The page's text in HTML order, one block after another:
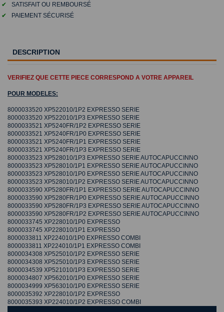
✔
SATISFAIT OU REMBOURSÉ
✔
PAIEMENT SÉCURISÉ
DESCRIPTION
VERIFIEZ QUE CETTE PIECE CORRESPOND A VOTRE APPAREIL
POUR MODELES:
8000033520 XP522010/1P2 EXPRESSO SERIE
8000033520 XP522010/1P3 EXPRESSO SERIE
8000033521 XP5240FR/1P2 EXPRESSO SERIE
8000033521 XP5240FR/1P0 EXPRESSO SERIE
8000033521 XP5240FR/1P1 EXPRESSO SERIE
8000033521 XP5240FR/1P3 EXPRESSO SERIE
8000033523 XP528010/1P3 EXPRESSO SERIE AUTOCAPUCCINNO
8000033523 XP528010/1P1 EXPRESSO SERIE AUTOCAPUCCINNO
8000033523 XP528010/1P0 EXPRESSO SERIE AUTOCAPUCCINNO
8000033523 XP528010/1P2 EXPRESSO SERIE AUTOCAPUCCINNO
8000033590 XP5280FR/1P1 EXPRESSO SERIE AUTOCAPUCCINNO
8000033590 XP5280FR/1P0 EXPRESSO SERIE AUTOCAPUCCINNO
8000033590 XP5280FR/1P3 EXPRESSO SERIE AUTOCAPUCCINNO
8000033590 XP5280FR/1P2 EXPRESSO SERIE AUTOCAPUCCINNO
8000033745 XP228010/1P0 EXPRESSO
8000033745 XP228010/1P1 EXPRESSO
8000033811 XP224010/1P0 EXPRESSO COMBI
8000033811 XP224010/1P1 EXPRESSO COMBI
8000034308 XP525010/1P2 EXPRESSO SERIE
8000034308 XP525010/1P3 EXPRESSO SERIE
8000034539 XP521010/1P3 EXPRESSO SERIE
8000034807 XP562010/1P0 EXPRESSO SERIE
8000034999 XP563010/1P0 EXPRESSO SERIE
8000035392 XP228010/1P2 EXPRESSO
8000035393 XP224010/1P2 EXPRESSO COMBI